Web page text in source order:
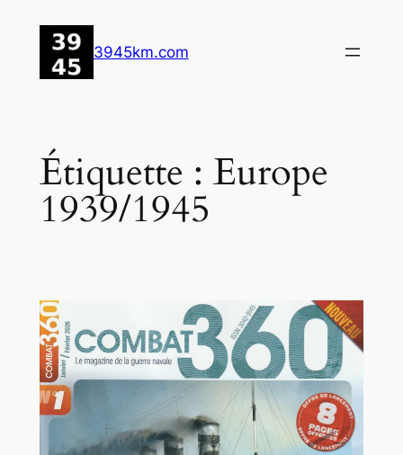
contenu
3945km.com
Étiquette : Europe
1939/1945